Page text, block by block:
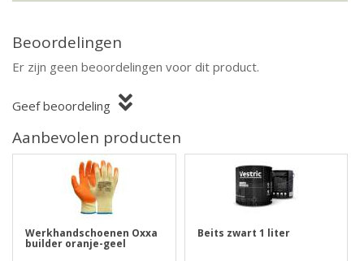
Beoordelingen
Er zijn geen beoordelingen voor dit product.
Geef beoordeling
Aanbevolen producten
Werkhandschoenen Oxxa
builder oranje-geel
Beits zwart 1 liter